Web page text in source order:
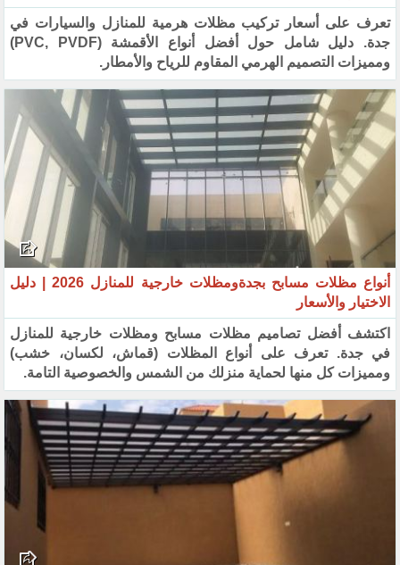
تعرف على أسعار تركيب مظلات هرمية للمنازل والسيارات في
جدة. دليل شامل حول أفضل أنواع الأقمشة (PVC, PVDF)
ومميزات التصميم الهرمي المقاوم للرياح والأمطار.
أنواع مظلات مسابح بجدةومظلات خارجية للمنازل 2026 | دليل
الاختيار والأسعار
اكتشف أفضل تصاميم مظلات مسابح ومظلات خارجية للمنازل
في جدة. تعرف على أنواع المظلات (قماش، لكسان، خشب)
ومميزات كل منها لحماية منزلك من الشمس والخصوصية التامة.